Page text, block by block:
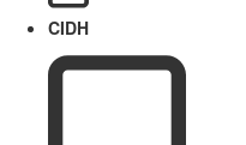
CIDH